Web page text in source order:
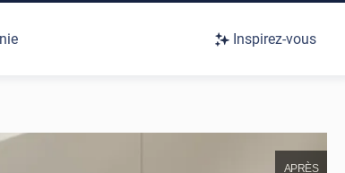
Inspirez-vous
APRÈS